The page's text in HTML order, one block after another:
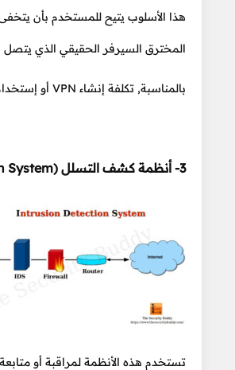
هذا الأسلوب يتيح للمستخدم بأن
المخترق السيرفر الحقيقي الذي
بالمناسبة, تكلفة إنشاء VPN أو إستخدام برنامج جاهز يقدم هذه الخدمة ليست بكبيرة حتى أنه يوجد برامج مجانية يمكن استخدامها لهذا الغرض.
3- أنظمة كشف التسلل (Intrusion Detection System)
تستخدم هذه الأنظمة لمراقبة أو